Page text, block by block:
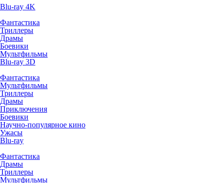
Blu-ray 4K
Фантастика
Триллеры
Драмы
Боевики
Мультфильмы
Blu-ray 3D
Фантастика
Мультфильмы
Триллеры
Драмы
Приключения
Боевики
Научно-популярное кино
Ужасы
Blu-ray
Фантастика
Драмы
Триллеры
Мультфильмы